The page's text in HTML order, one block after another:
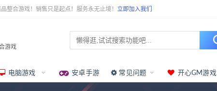
整合游戏！销售只是起点！服务永无止境！ 立即加入我们
游戏
电脑游戏 安卓手游 常见问题 开心GM游戏